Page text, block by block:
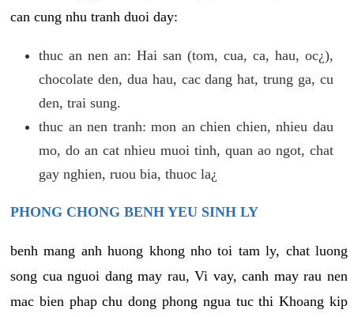
can cung nhu tranh duoi day:
thuc an nen an: Hai san (tom, cua, ca, hau, oc¿),
chocolate den, dua hau, cac dang hat, trung ga, cu
den, trai sung.
thuc an nen tranh: mon an chien chien, nhieu dau
mo, do an cat nhieu muoi tinh, quan ao ngot, chat
gay nghien, ruou bia, thuoc la¿
PHONG CHONG BENH YEU SINH LY
benh mang anh huong khong nho toi tam ly, chat luong
song cua nguoi dang may rau, Vi vay, canh may rau nen
mac bien phap chu dong phong ngua tuc thi Khoang kip